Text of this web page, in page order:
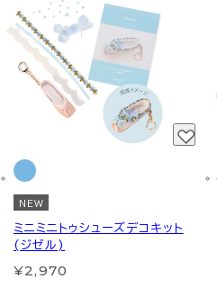
NEW
ミニミニトゥシューズデコキット
(ジゼル)
¥2,970